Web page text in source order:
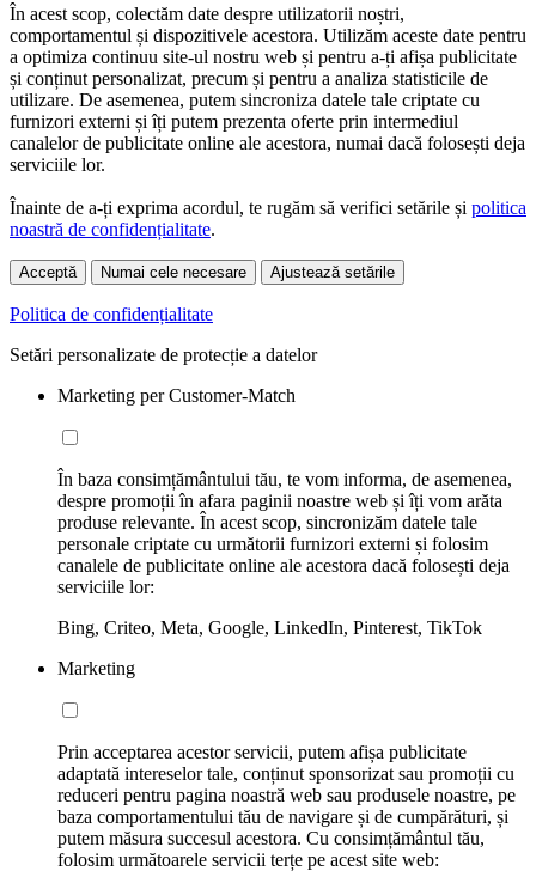
În acest scop, colectăm date despre utilizatorii noștri,
comportamentul și dispozitivele acestora. Utilizăm aceste date pentru
a optimiza continuu site-ul nostru web și pentru a-ți afișa publicitate
și conținut personalizat, precum și pentru a analiza statisticile de
utilizare. De asemenea, putem sincroniza datele tale criptate cu
furnizori externi și îți putem prezenta oferte prin intermediul
canalelor de publicitate online ale acestora, numai dacă folosești deja
serviciile lor.
Înainte de a-ți exprima acordul, te rugăm să verifici setările și politica
noastră de confidențialitate.
Acceptă Numai cele necesare Ajustează setările
Politica de confidențialitate
Setări personalizate de protecție a datelor
Marketing per Customer-Match
În baza consimțământului tău, te vom informa, de asemenea,
despre promoții în afara paginii noastre web și îți vom arăta
produse relevante. În acest scop, sincronizăm datele tale
personale criptate cu următorii furnizori externi și folosim
canalele de publicitate online ale acestora dacă folosești deja
serviciile lor:
Bing, Criteo, Meta, Google, LinkedIn, Pinterest, TikTok
Marketing
Prin acceptarea acestor servicii, putem afișa publicitate
adaptată intereselor tale, conținut sponsorizat sau promoții cu
reduceri pentru pagina noastră web sau produsele noastre, pe
baza comportamentului tău de navigare și de cumpărături, și
putem măsura succesul acestora. Cu consimțământul tău,
folosim următoarele servicii terțe pe acest site web: